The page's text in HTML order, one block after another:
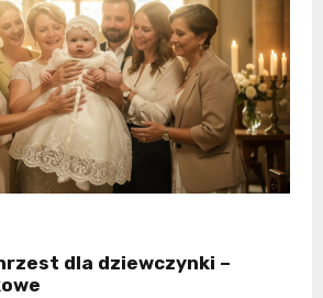
dla dziewczynki –